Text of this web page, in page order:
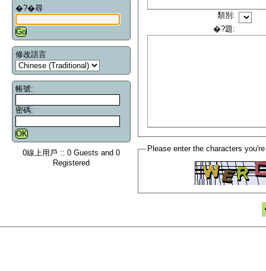
�?�尋
修改語言
帳號:
密碼:
0線上用戶 :: 0 Guests and 0
Registered
類別:
�?題:
Please enter the characters